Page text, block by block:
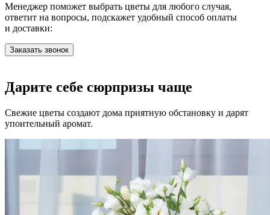
Менеджер поможет выбрать цветы для любого случая,
ответит на вопросы, подскажет удобный способ оплаты
и доставки:
Заказать звонок
Дарите себе сюрпризы чаще
Свежие цветы создают дома приятную обстановку и дарят
упоительный аромат.